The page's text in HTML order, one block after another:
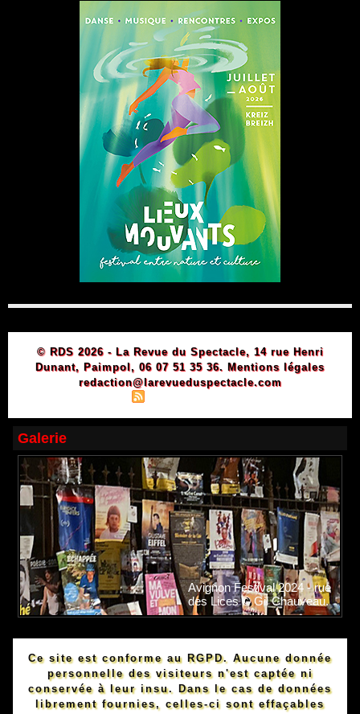
© RDS 2026 - La Revue du Spectacle, 14 rue Henri
Dunant, Paimpol, 06 07 51 35 36. Mentions légales
redaction@larevueduspectacle.com
Galerie
Avignon Festival 2024 - rue
des Lices © Gil Chauveau.
Ce site est conforme au RGPD. Aucune donnée
personnelle des visiteurs n'est captée ni
conservée à leur insu. Dans le cas de données
librement fournies, celles-ci sont effaçables